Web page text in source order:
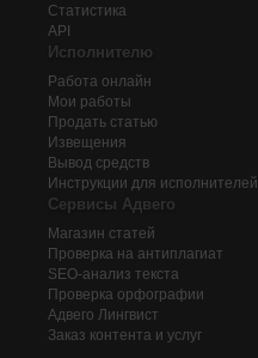
Статистика
API
Исполнителю
Работа онлайн
Мои работы
Продать статью
Извещения
Вывод средств
Инструкции для исполнителей
Сервисы Адвего
Магазин статей
Проверка на антиплагиат
SEO-анализ текста
Проверка орфографии
Адвего Лингвист
Заказ контента и услуг